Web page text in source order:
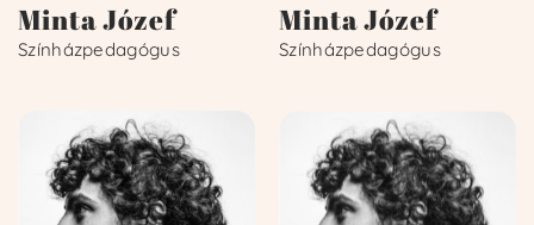
Minta Józef
Színházpedagógus
Minta Józef
Színházpedagógus